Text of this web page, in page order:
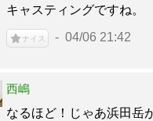
キャスティングですね。
ナイス 04/06 21:42
西嶋
なるほど！じゃあ浜田岳